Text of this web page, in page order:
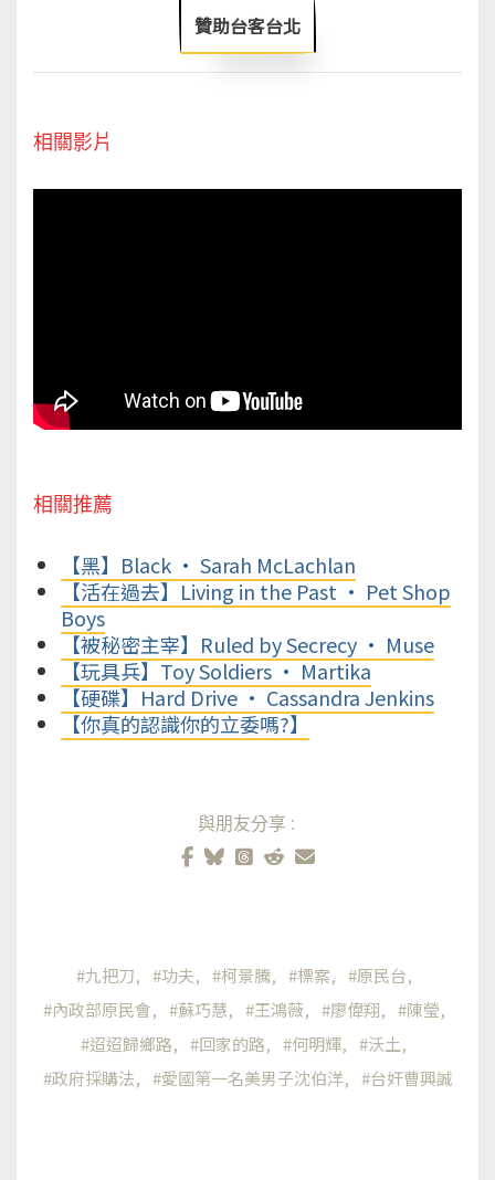
贊助台客台北
相關影片
相關推薦
【黑】Black • Sarah McLachlan
【活在過去】Living in the Past • Pet Shop
Boys
【被秘密主宰】Ruled by Secrecy • Muse
【玩具兵】Toy Soldiers • Martika
【硬碟】Hard Drive • Cassandra Jenkins
【你真的認識你的立委嗎?】
與朋友分享:
九把刀 功夫 柯景騰 標案
原民台
內政部原民會
蘇巧慧 王鴻薇 廖偉翔
陳瑩
迢迢歸鄉路
回家的路 何明輝
沃土
政府採購法
愛國第一名美男子沈伯洋 台奸曹興誠